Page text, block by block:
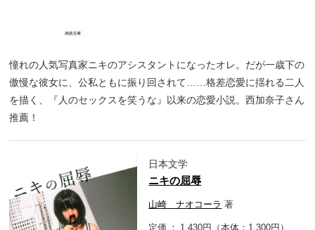
憧れの人気写真家ニキのアシスタントになったオレ。だが一歳下の
傲慢な彼女に、公私ともに振り回されて……格差恋愛に揺れる二人
を描く、『人のセックスを笑うな』以来の恋愛小説。西加奈子さん
推薦！
日本文学
ニキの屈辱
山崎 ナオコーラ 著
定価
1,430円（本体：1,300円）